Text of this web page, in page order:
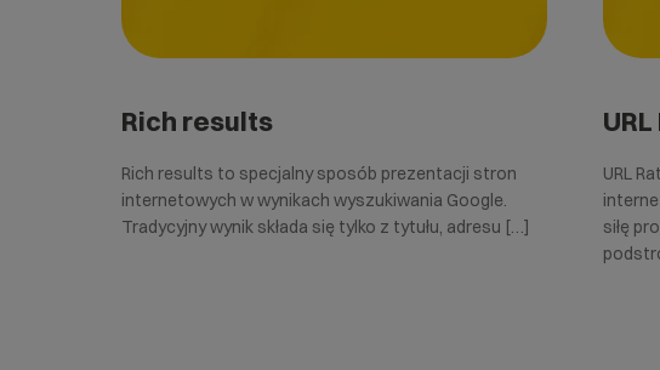
Rich results
Rich results to specjalny sposób prezentacji stron
internetowych w wynikach wyszukiwania Google.
Tradycyjny wynik składa się tylko z tytułu, adresu […]
URL
siłę